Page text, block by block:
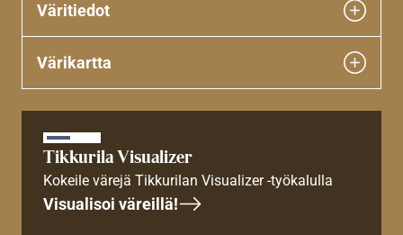
Väritiedot
Värikartta
Tikkurila Visualizer
Kokeile värejä Tikkurilan Visualizer -työkalulla
Visualisoi väreillä!